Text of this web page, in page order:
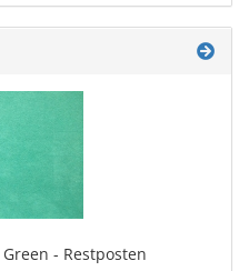
- Restposten